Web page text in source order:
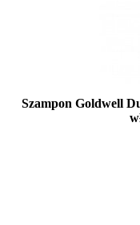
Szampon Goldwell